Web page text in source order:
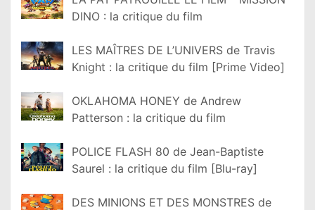
DINO : la critique du film
LES MAÎTRES DE L’UNIVERS de Travis
Knight : la critique du film [Prime Video]
OKLAHOMA HONEY de Andrew
Patterson : la critique du film
POLICE FLASH 80 de Jean-Baptiste
Saurel : la critique du film [Blu-ray]
DES MINIONS ET DES MONSTRES de